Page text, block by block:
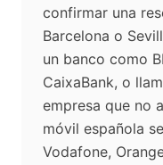
confirmar una
Barcelona o
un banco como
CaixaBank, o
empresa que no
móvil española
Vodafone,